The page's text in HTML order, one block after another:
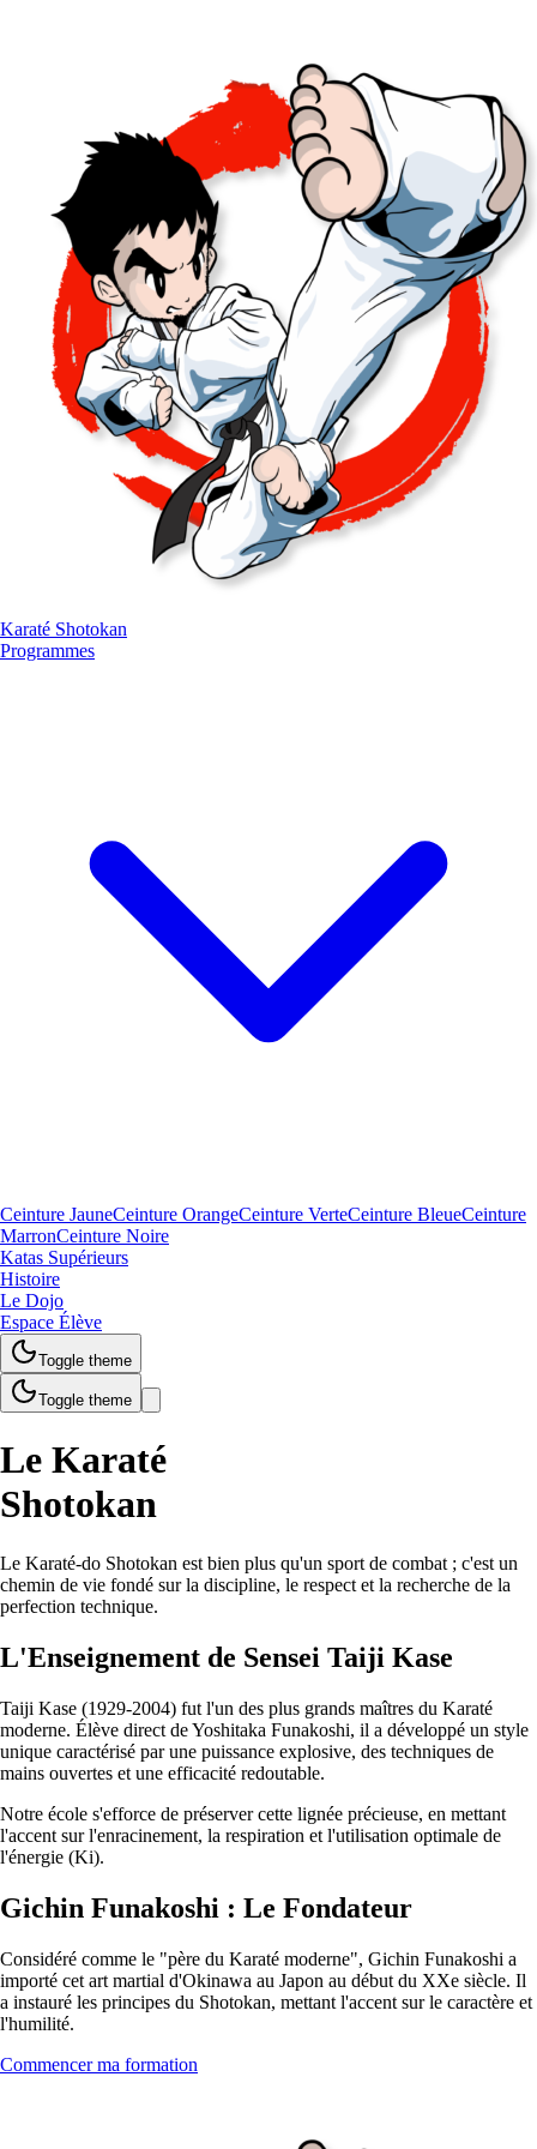
Karaté Shotokan
Programmes
Ceinture JauneCeinture OrangeCeinture VerteCeinture BleueCeinture
MarronCeinture Noire
Katas Supérieurs
Histoire
Le Dojo
Espace Élève
Toggle theme
Toggle theme
Le Karaté
Shotokan
Le Karaté-do Shotokan est bien plus qu'un sport de combat ; c'est un
chemin de vie fondé sur la discipline, le respect et la recherche de la
perfection technique.
L'Enseignement de Sensei Taiji Kase
Taiji Kase (1929-2004) fut l'un des plus grands maîtres du Karaté
moderne. Élève direct de Yoshitaka Funakoshi, il a développé un style
unique caractérisé par une puissance explosive, des techniques de
mains ouvertes et une efficacité redoutable.
Notre école s'efforce de préserver cette lignée précieuse, en mettant
l'accent sur l'enracinement, la respiration et l'utilisation optimale de
l'énergie (Ki).
Gichin Funakoshi : Le Fondateur
Considéré comme le "père du Karaté moderne", Gichin Funakoshi a
importé cet art martial d'Okinawa au Japon au début du XXe siècle. Il
a instauré les principes du Shotokan, mettant l'accent sur le caractère et
l'humilité.
Commencer ma formation